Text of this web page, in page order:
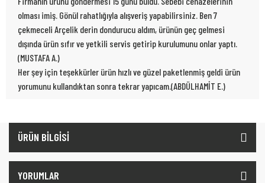
olması imiş. Gönül rahatlığıyla alışveriş yapabilirsiniz. Ben 7
çekmeceli Arçelik derin dondurucu aldım, ürünün geç gelmesi
dışında ürün sıfır ve yetkili servis getirip kurulumunu onlar yaptı.
(MUSTAFA A.)
Her şey için teşekkürler ürün hızlı ve güzel paketlenmiş geldi ürün
yorumunu kullandıktan sonra tekrar yapıcam.(ABDÜLHAMİT E.)
ÜRÜN BİLGİSİ
YORUMLAR